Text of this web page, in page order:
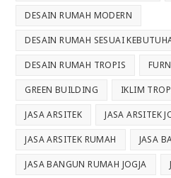
DESAIN RUMAH MODERN
DESAIN RUMAH SESUAI
DESAIN RUMAH TROPIS
GREEN BUILDING IKLIM
JASA ARSITEK JASA ARSITEK
JASA ARSITEK RUMAH JASA
JASA BANGUN RUMAH JOGJA